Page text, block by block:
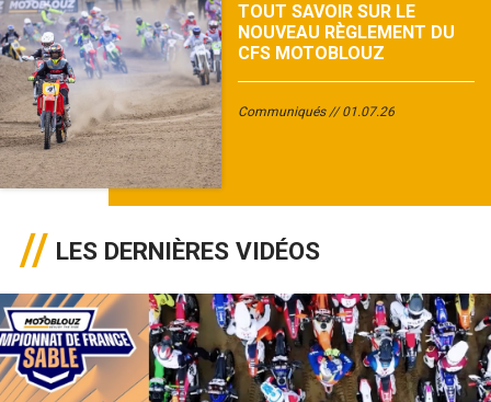
TOUT SAVOIR SUR LE
NOUVEAU RÈGLEMENT DU
CFS MOTOBLOUZ
Communiqués 01.07.26
LES DERNIÈRES VIDÉOS